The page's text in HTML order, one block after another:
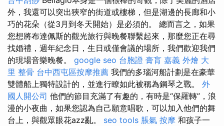
外，我還可以突出狹窄的街道或樓梯，但是湖邊的長廊和小
巧的花朵（從3月到冬天開始）是必須的。 總而言之，如果
您想將布達佩斯的觀光旅行與晚餐聯繫起來，那麼您正在尋
找婚禮，週年紀念日，生日或僅會議的場所，我們歡迎我們
的現場音樂晚餐。 google seo 台胞證 膏肓 嘉義 外燴 大
里 整骨 台中西屯區按摩推薦 我們的多瑙河船計劃是在豪華
雙體船上獨特設計的，並進行瞭如此被稱為鋼琴之戰。 外
國人開公司 他們的節目充滿了有趣的，有時是“保羅轉”，浪
漫的小夜曲，如果您認為自己願意唱歌，可以加入他們的舞
台上，與觀眾眼花azz亂。 seo tools 脹氣 按摩 和孩子一